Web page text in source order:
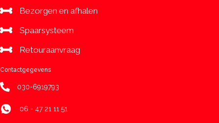
Bezorgen en afhalen
Spaarsysteem
Retouraanvraag
Contactgegevens
030-6919793
06 - 47 21 11 51